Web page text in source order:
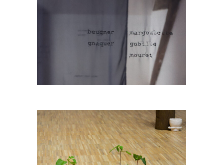
Quelle faranbole !
Criatura